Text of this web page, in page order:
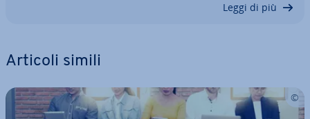
Leggi di più
Articoli simili